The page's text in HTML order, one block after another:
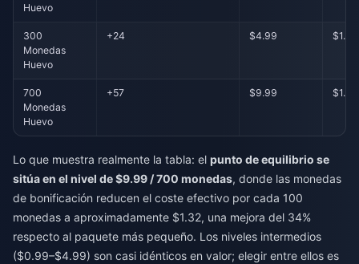
Huevo
300
Monedas
Huevo
+24 $4.99 $1.54
700
Monedas
Huevo
+57 $9.99 $1.32
Lo que muestra realmente la tabla: el punto de equilibrio se
sitúa en el nivel de $9.99 / 700 monedas, donde las monedas
de bonificación reducen el coste efectivo por cada 100
monedas a aproximadamente $1.32, una mejora del 34%
respecto al paquete más pequeño. Los niveles intermedios
($0.99–$4.99) son casi idénticos en valor; elegir entre ellos es